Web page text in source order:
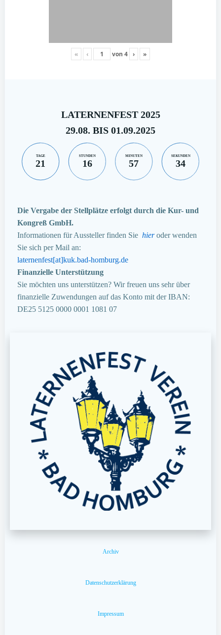
« ‹ von 4 › »
LATERNENFEST 2025
29.08. BIS 01.09.2025
TAGE
21
STUNDEN
16
MINUTEN
57
SEKUNDEN
33
Die Vergabe der Stellplätze erfolgt durch die Kur- und
Kongreß GmbH.
Informationen für Aussteller finden Sie hieroder wenden
Sie sich per Mail an:
laternenfest[at]kuk.bad-homburg.de
Finanzielle Unterstützung
Sie möchten uns unterstützen? Wir freuen uns sehr über
finanzielle Zuwendungen auf das Konto mit der IBAN:
DE25 5125 0000 0001 1081 07
Archiv
Datenschutzerklärung
Impressum